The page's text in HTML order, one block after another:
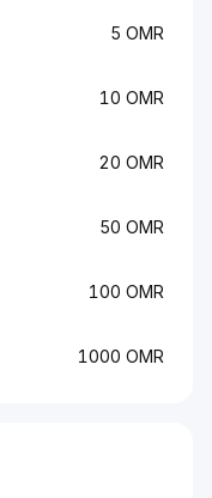
5 OMR
10 OMR
20 OMR
50 OMR
100 OMR
1000 OMR